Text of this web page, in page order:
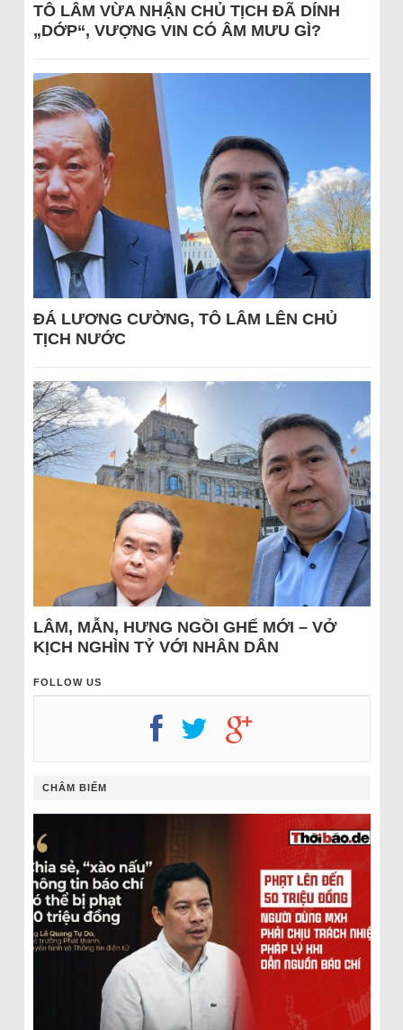
TÔ LÂM VỪA NHẬN CHỦ TỊCH ĐÃ DÍNH
„DỚP“, VƯỢNG VIN CÓ ÂM MƯU GÌ?
ĐÁ LƯƠNG CƯỜNG, TÔ LÂM LÊN CHỦ
TỊCH NƯỚC
LÂM, MẪN, HƯNG NGỒI GHẾ MỚI – VỞ
KỊCH NGHÌN TỶ VỚI NHÂN DÂN
FOLLOW US
CHÂM BIẾM